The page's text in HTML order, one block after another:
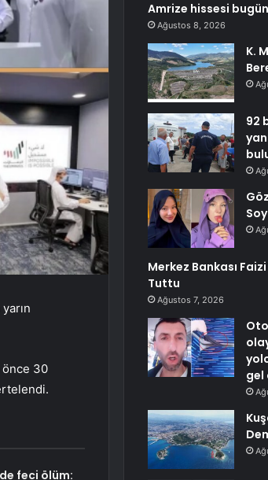
önce 30
feci ölüm:
Amrize hissesi
Ağustos 8, 2026
K.
92
Merkez Bankası
Tuttu
Ağustos 7, 2026
gel